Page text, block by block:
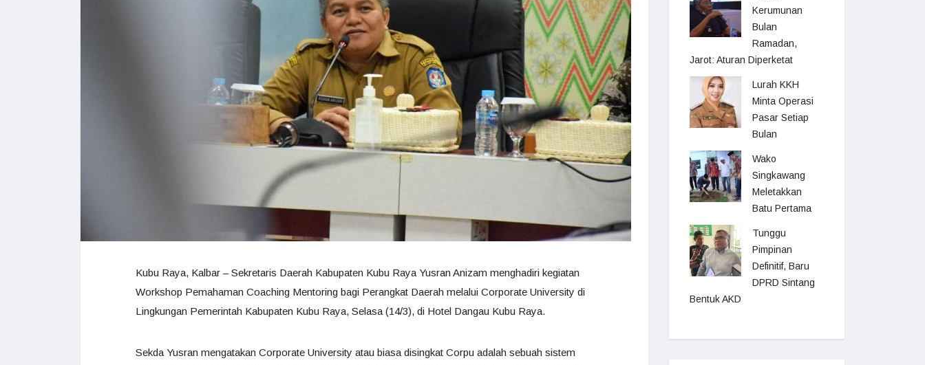
Kubu Raya, Kalbar – Sekretaris Daerah Kabupaten Kubu Raya Yusran Anizam menghadiri kegiatan
Workshop Pemahaman Coaching Mentoring bagi Perangkat Daerah melalui Corporate University di
Lingkungan Pemerintah Kabupaten Kubu Raya, Selasa (14/3), di Hotel Dangau Kubu Raya.
Sekda Yusran mengatakan Corporate University atau biasa disingkat Corpu adalah sebuah sistem
Kerumunan
Bulan
Ramadan,
Jarot: Aturan Diperketat
Lurah KKH
Minta Operasi
Pasar Setiap
Bulan
Wako
Singkawang
Meletakkan
Batu Pertama
Tunggu
Pimpinan
Definitif, Baru
DPRD Sintang
Bentuk AKD